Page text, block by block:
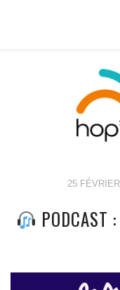
25
PODCAST